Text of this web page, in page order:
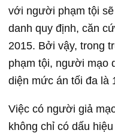
với người phạm tội
danh quy định, căn
2015. Bởi vậy, trong
phạm tội, người mạo
diện mức án tối đa là
Việc có người giả
không chỉ có dấu